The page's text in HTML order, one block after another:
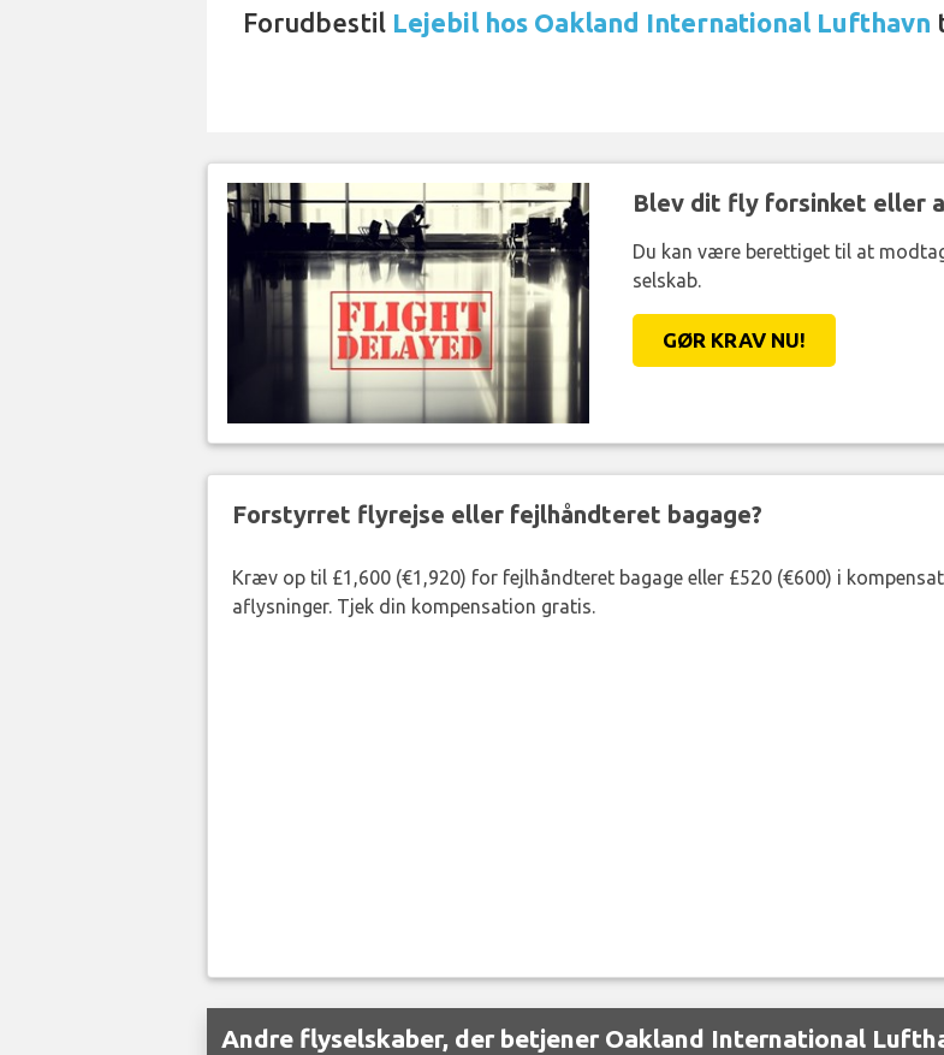
Forudbestil Lejebil hos Oakland International Lufthavn
Blev dit fly forsinket eller
Du kan være berettiget til at
selskab.
GØR KRAV NU!
Forstyrret flyrejse eller fejlhåndteret bagage?
Kræv op til £1,600 (€1,920) for fejlhåndteret bagage eller £520 (€600) i
aflysninger. Tjek din kompensation gratis.
Andre flyselskaber, der betjener Oakland International